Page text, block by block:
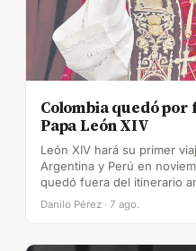
Colombia quedó
Papa León XIV
León XIV hará su primer
Argentina y Perú en
quedó fuera del itinerario
Danilo Pérez · 7 ago.